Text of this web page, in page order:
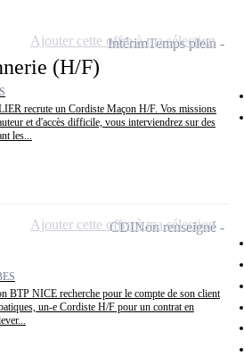
(H/F)
recrute un Cordiste Maçon H/F. Vos missions
et d'accès difficile, vous interviendrez sur des
les...
IntérimTemps plein
Ajouter cette offre à ma sélection
BTP NICE recherche pour le compte de son client
un-e Cordiste H/F pour un contrat en
CDINon renseigné
Ajouter cette offre à ma sélection